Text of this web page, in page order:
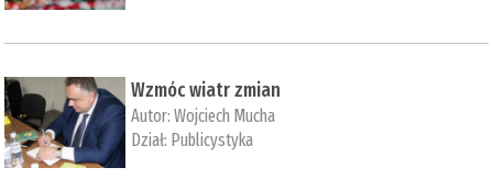
Wzmóc wiatr zmian
Autor:Wojciech Mucha
Dział: Publicystyka